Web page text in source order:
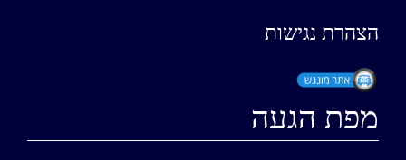
הצהרת נגישות
מפת הגעה